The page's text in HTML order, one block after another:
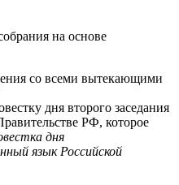
на основе
со всеми вытекающими
дня второго заседания
РФ, которое
дня
язык Российской